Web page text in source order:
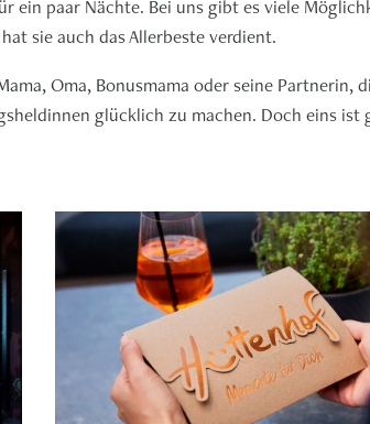
ein paar Nächte. Bei uns gibt es viele
sie auch das Allerbeste verdient.
Oma, Bonusmama oder seine
glücklich zu machen. Doch eins